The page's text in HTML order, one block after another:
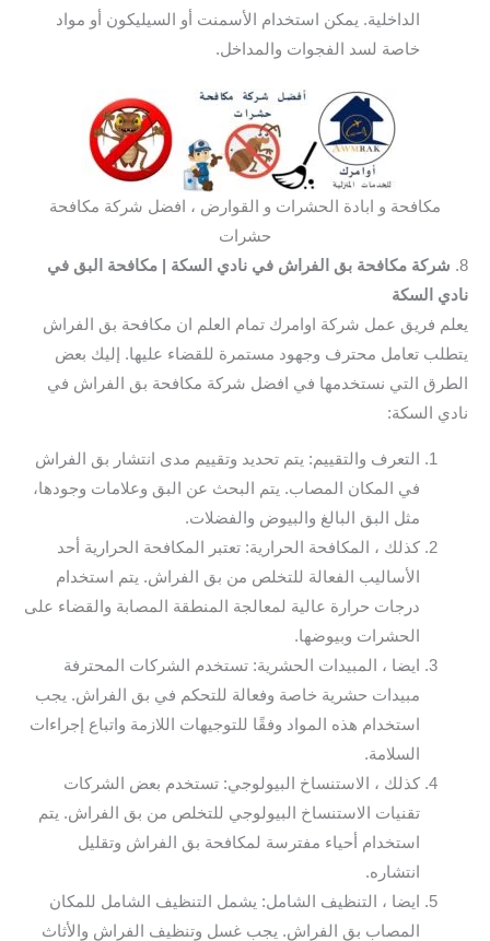
الداخلية. يمكن استخدام الأسمنت أو السيليكون أو مواد
خاصة لسد الفجوات والمداخل.
مكافحة و ابادة الحشرات و القوارض ، افضل شركة مكافحة
حشرات
8. شركة مكافحة بق الفراش في نادي السكة
| مكافحة البق في
نادي السكة
يعلم فريق عمل شركة اوامرك تمام العلم ان مكافحة بق الفراش
يتطلب تعامل محترف وجهود مستمرة للقضاء عليها. إليك بعض
الطرق التي نستخدمها في افضل شركة مكافحة بق الفراش في
نادي السكة:
التعرف والتقييم: يتم تحديد وتقييم مدى انتشار بق الفراش
في المكان المصاب. يتم البحث عن البق وعلامات وجودها،
مثل البق البالغ والبيوض والفضلات.
كذلك ، المكافحة الحرارية: تعتبر المكافحة الحرارية أحد
الأساليب الفعالة للتخلص من بق الفراش. يتم استخدام
درجات حرارة عالية لمعالجة المنطقة المصابة والقضاء على
الحشرات وبيوضها.
ايضا ، المبيدات الحشرية: تستخدم الشركات المحترفة
مبيدات حشرية خاصة وفعالة للتحكم في بق الفراش. يجب
استخدام هذه المواد وفقًا للتوجيهات اللازمة واتباع إجراءات
السلامة.
كذلك ، الاستنساخ البيولوجي: تستخدم بعض الشركات
تقنيات الاستنساخ البيولوجي للتخلص من بق الفراش. يتم
استخدام أحياء مفترسة لمكافحة بق الفراش وتقليل
انتشاره.
ايضا ، التنظيف الشامل: يشمل التنظيف الشامل للمكان
المصاب بق الفراش. يجب غسل وتنظيف الفراش والأثاث